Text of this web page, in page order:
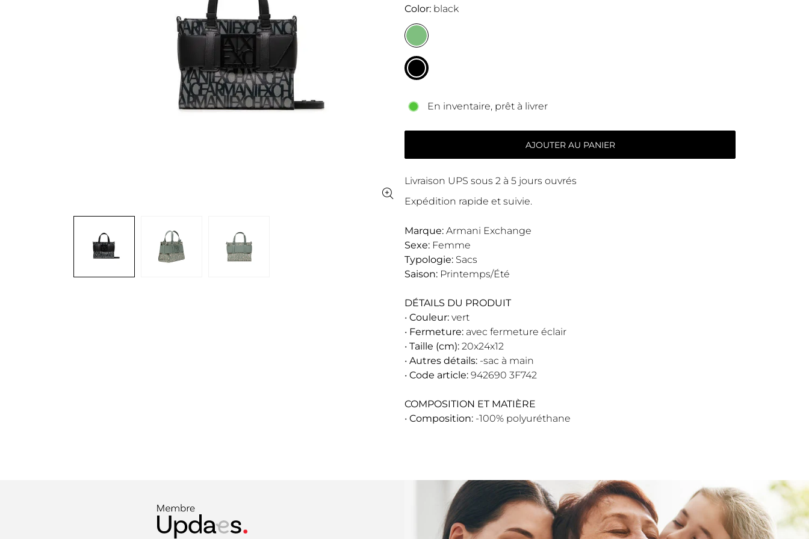
Color black
En inventaire, prêt à livrer
AJOUTER AU PANIER
Livraison UPS sous 2 à 5 jours ouvrés
Expédition rapide et suivie.
Marque: Armani Exchange
Sexe: Femme
Typologie: Sacs
Saison: Printemps/Été
DÉTAILS DU PRODUIT
• Couleur: vert
• Fermeture: avec fermeture éclair
• Taille (cm): 20x24x12
• Autres détails: -sac à main
• Code article: 942690 3F742
COMPOSITION ET MATIÈRE
• Composition: -100% polyuréthane